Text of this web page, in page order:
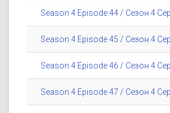
Season 4 Episode 44 / Сезон 4
Season 4 Episode 45 / Сезон 4
Season 4 Episode 46 / Сезон 4
Season 4 Episode 47 / Сезон 4